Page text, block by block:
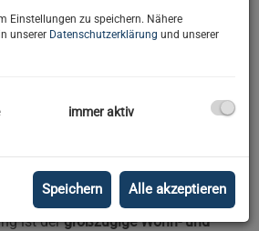
äußerst zentraler Lage von
befindet sich diese großzügige
moderne Haustechnik sowie
eine Wohnnutzfläche von ca.
Platz für komfortables Wohnen.
ist dergroßzügige Wohn- und
Einstellungen zu speichern. Nähere
unserer Datenschutzerklärung und unserer
immer aktiv
Speichern Alle akzeptieren